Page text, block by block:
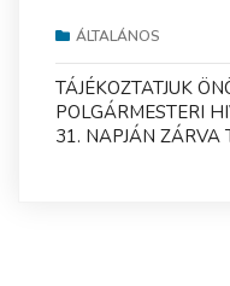
ÁLTALÁNOS
TÁJÉKOZTATJUK
POLGÁRMESTERI
31. NAPJÁN ZÁRVA